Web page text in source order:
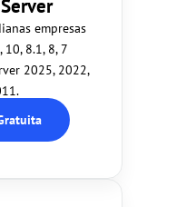
empresas
8.1, 8, 7
2025, 2022,